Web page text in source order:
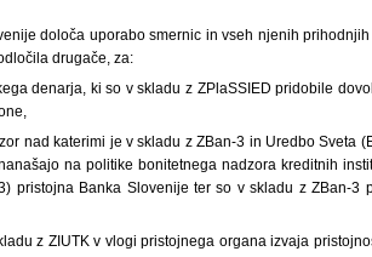
določa uporabo smernic in vseh njenih
drugače, za:
denarja, ki so v skladu z ZPlaSSIED pridobile
nad katerimi je v skladu z ZBan-3 in Uredbo Sveta
na politike bonitetnega nadzora kreditnih
pristojna Banka Slovenije ter so v skladu z ZBan-3
z ZIUTK v vlogi pristojnega organa izvaja